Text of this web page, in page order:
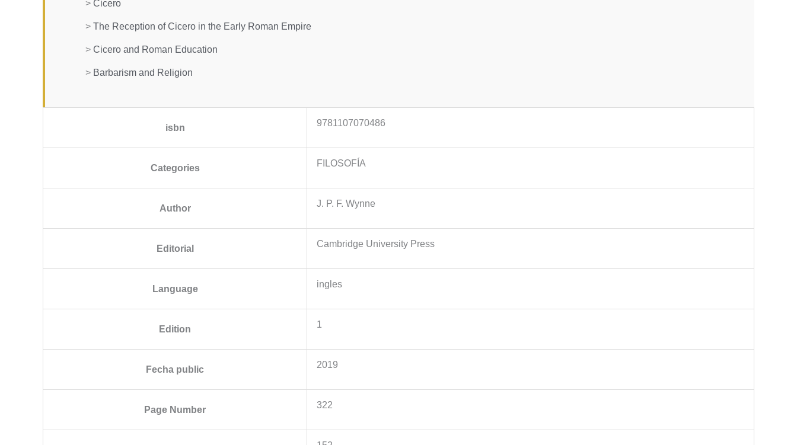
> Cicero
> The Reception of Cicero in the Early Roman Empire
> Cicero and Roman Education
> Barbarism and Religion
isbn 9781107070486
Categories FILOSOFÍA
Author J. P. F. Wynne
Editorial Cambridge University Press
Language ingles
Edition 1
Fecha public 2019
Page Number 322